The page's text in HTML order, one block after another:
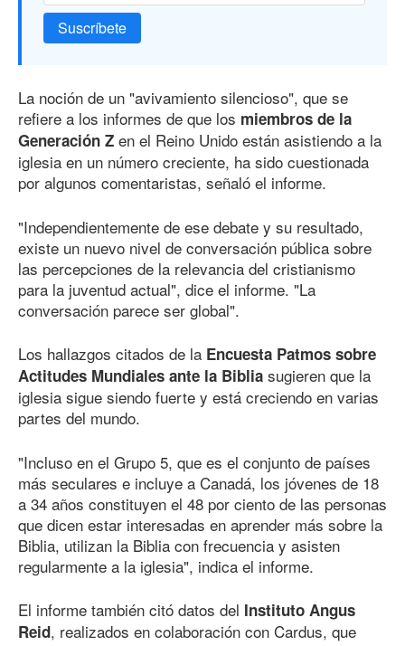
Suscríbete
La noción de un "avivamiento silencioso", que se
refiere a los informes de que los miembros de la
Generación Z en el Reino Unido están asistiendo a la
iglesia en un número creciente, ha sido cuestionada
por algunos comentaristas, señaló el informe.
"Independientemente de ese debate y su resultado,
existe un nuevo nivel de conversación pública sobre
las percepciones de la relevancia del cristianismo
para la juventud actual", dice el informe. "La
conversación parece ser global".
Los hallazgos citados de la Encuesta Patmos sobre
Actitudes Mundiales ante la Biblia sugieren que la
iglesia sigue siendo fuerte y está creciendo en varias
partes del mundo.
"Incluso en el Grupo 5, que es el conjunto de países
más seculares e incluye a Canadá, los jóvenes de 18
a 34 años constituyen el 48 por ciento de las personas
que dicen estar interesadas en aprender más sobre la
Biblia, utilizan la Biblia con frecuencia y asisten
regularmente a la iglesia", indica el informe.
El informe también citó datos del Instituto Angus
Reid, realizados en colaboración con Cardus, que